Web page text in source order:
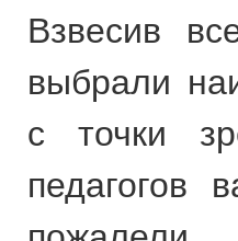
Взвесив
выбрали
с точки
педагогов